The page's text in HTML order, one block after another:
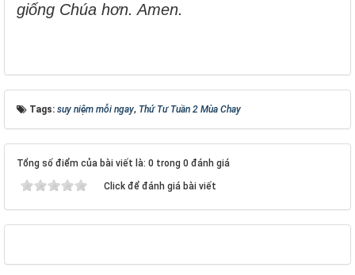
giống Chúa hơn. Amen.
Tags: suy niệm mỗi ngay, Thứ Tư Tuần 2 Mùa Chay
Tổng số điểm của bài viết là: 0 trong 0 đánh giá
Click để đánh giá bài viết